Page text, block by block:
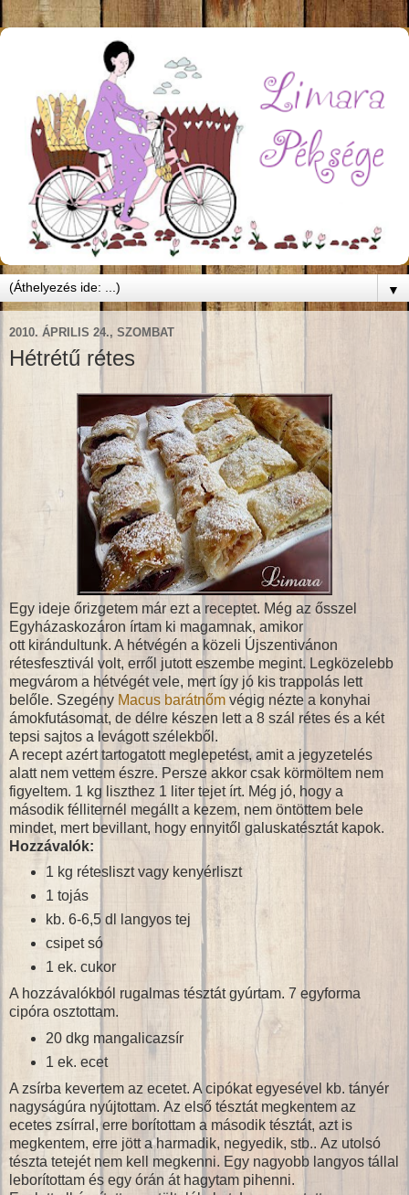
▼
2010. ÁPRILIS 24., SZOMBAT
Hétrétű rétes
Egy ideje őrizgetem már ezt a receptet. Még az ősszel
Egyházaskozáron írtam ki magamnak, amikor
ott kirándultunk. A hétvégén a közeli Újszentivánon
rétesfesztivál volt, erről jutott eszembe megint. Legközelebb
megvárom a hétvégét vele, mert így jó kis trappolás lett
belőle. Szegény Macus barátnőm végig nézte a konyhai
ámokfutásomat, de délre készen lett a 8 szál rétes és a két
tepsi sajtos a levágott szélekből.
A recept azért tartogatott meglepetést, amit a jegyzetelés
alatt nem vettem észre. Persze akkor csak körmöltem nem
figyeltem. 1 kg liszthez 1 liter tejet írt. Még jó, hogy a
második félliternél megállt a kezem, nem öntöttem bele
mindet, mert bevillant, hogy ennyitől galuskatésztát kapok.
Hozzávalók:
1 kg rétesliszt vagy kenyérliszt
1 tojás
kb. 6-6,5 dl langyos tej
csipet só
1 ek. cukor
A hozzávalókból rugalmas tésztát gyúrtam. 7 egyforma
cipóra osztottam.
20 dkg mangalicazsír
1 ek. ecet
A zsírba kevertem az ecetet. A cipókat egyesével kb. tányér
nagyságúra nyújtottam. Az első tésztát megkentem az
ecetes zsírral, erre borítottam a második tésztát, azt is
megkentem, erre jött a harmadik, negyedik, stb.. Az utolsó
tészta tetejét nem kell megkenni. Egy nagyobb langyos tállal
leborítottam és egy órán át hagytam pihenni.